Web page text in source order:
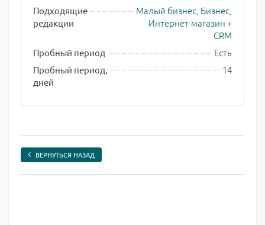
Подходящие
редакции
Малый бизнес Бизнес
Интернет-магазин +
CRM
Пробный период Есть
Пробный период,
дней
14
ВЕРНУТЬСЯ НАЗАД